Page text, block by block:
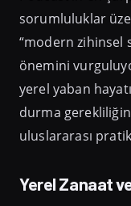
sorumluluklar
“modern zihinsel
önemini
yerel yaban
durma
uluslararası
Yerel Zanaat